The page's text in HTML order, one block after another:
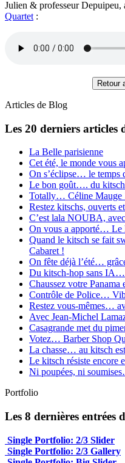
Julien & professeur Depuipeu,
Quartet :
Retour
Articles de Blog
Les 20 derniers articles
La Belle parisienne
Cet été, le monde vous
On s’éclipse… le temps
Le bon goût…. du
Totally… Céline Mauge
Restez kitschs, ouverts
C’est lala NOUBA,
On vous a apporté… Le
Quand le kitsch se fait
Cabaret !
On fête déjà l’été…
Du kitsch-hop sans IA…
Chaussez votre
Contrôle de Police…
Restez vous-mêmes…
Avec Jean-Michel
Casagrande met du
Votez… Barber Shop
La chasse… au kitsch
Le kitsch résiste encore
Ni poupées, ni
Portfolio
Les 8 dernières entrées
Single Portfolio: 2/3 Slider
Single Portfolio: 2/3 Gallery